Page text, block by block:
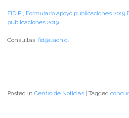
FID PI, Formulario apoyo publicaciones 2019
publicaciones 2019
Consultas fid@uach.cl
Posted in Centro de Noticias Tagged